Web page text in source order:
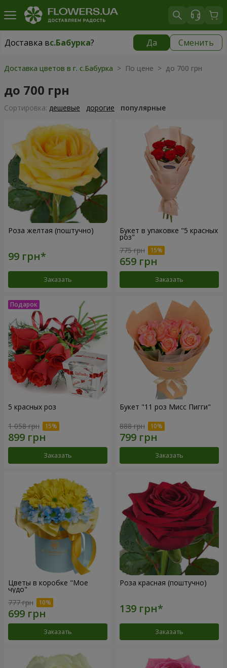
Доставка вс.Бабурка? Да Сменить
Доставка вс.Бабурка|
Доставка цветов в г. с.Бабурка > По цене > до 700 грн
до 700 грн
Cортировка: дешевые дорогие популярные
Роза желтая (поштучно)
Заказать
Букет в упаковке "5 красных
роз"
775 грн
Заказать
5 красных роз
1 058 грн
Заказать
Букет "11 роз Мисс Пигги"
888 грн
Заказать
Цветы в коробке "Мое
чудо"
777 грн
Заказать
Роза красная (поштучно)
Заказать